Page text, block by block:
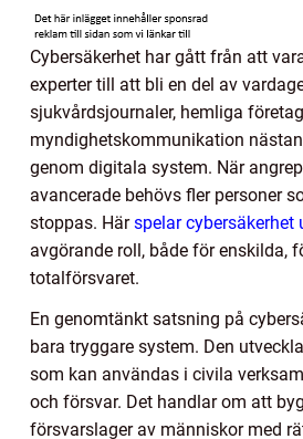
Cybersäkerhet har gått från att
experter till att bli en del av
sjukvårdsjournaler, hemliga
myndighetskommunikation
genom digitala system. När
avancerade behövs fler personer
stoppas. Härspelar cybersäkerhet
avgörande roll, både för enskilda,
totalförsvaret.
En genomtänkt satsning på
bara tryggare system. Den
som kan användas i civila
och försvar. Det handlar om att
försvarslager av människor med